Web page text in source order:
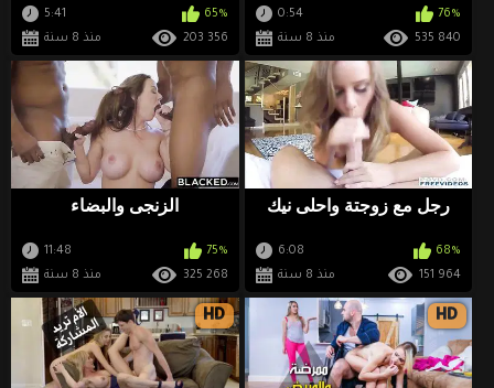
5:41
65%
منذ 8 سنة
203 356
0:54
76%
منذ 8 سنة
535 840
الزنجى والبضاء
11:48
75%
منذ 8 سنة
325 268
رجل مع زوجتة واحلى نيك
6:08
68%
منذ 8 سنة
151 964
HD HD